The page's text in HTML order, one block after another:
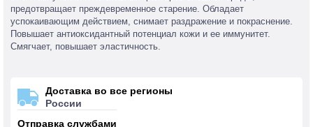
предотвращает преждевременное старение. Обладает
успокаивающим действием, снимает раздражение и покраснение.
Повышает антиоксидантный потенциал кожи и ее иммунитет.
Смягчает, повышает эластичность.
Доставка во все регионы
России
Отправка службами